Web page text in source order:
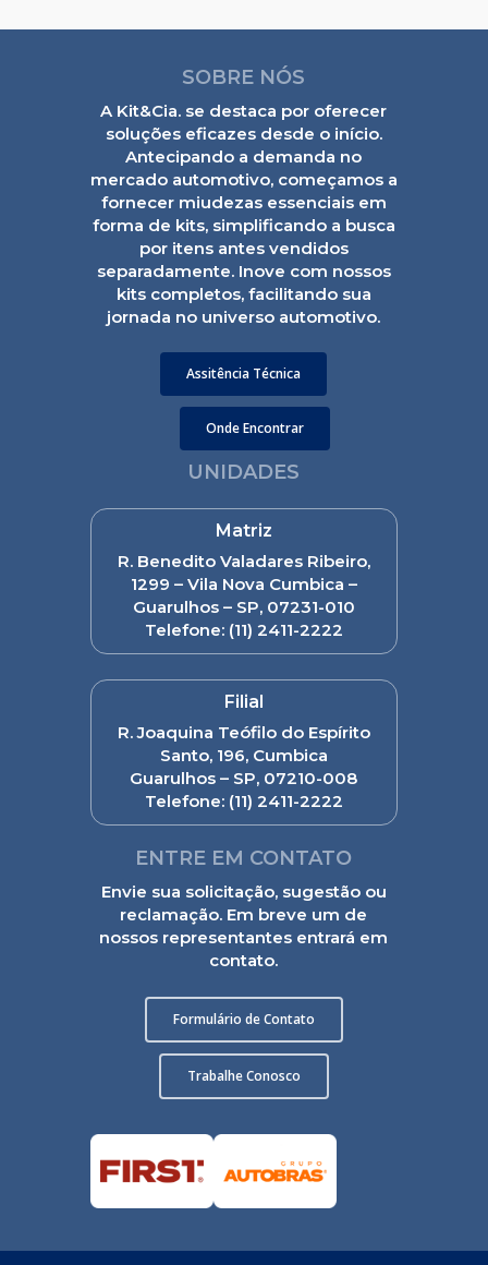
SOBRE NÓS
A Kit&Cia. se destaca por oferecer
soluções eficazes desde o início.
Antecipando a demanda no
mercado automotivo, começamos a
fornecer miudezas essenciais em
forma de kits, simplificando a busca
por itens antes vendidos
separadamente. Inove com nossos
kits completos, facilitando sua
jornada no universo automotivo.
Assitência Técnica
Onde Encontrar
UNIDADES
Matriz
R. Benedito Valadares Ribeiro,
1299 – Vila Nova Cumbica –
Guarulhos – SP, 07231-010
Telefone: (11) 2411-2222
Filial
R. Joaquina Teófilo do Espírito
Santo, 196, Cumbica
Guarulhos – SP, 07210-008
Telefone:(11) 2411-2222
ENTRE EM CONTATO
Envie sua solicitação, sugestão ou
reclamação. Em breve um de
nossos representantes entrará em
contato.
Formulário de Contato
Trabalhe Conosco